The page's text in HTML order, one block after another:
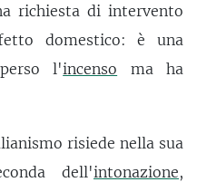
richiesta di intervento
domestico: è una
l'incenso ma ha
risiede nella sua
dell'intonazione,